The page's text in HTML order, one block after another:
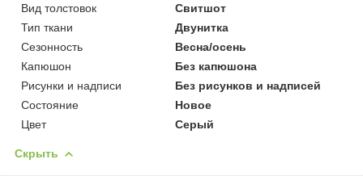
Вид толстовок
Свитшот
Тип ткани
Двунитка
Сезонность
Весна/осень
Капюшон
Без капюшона
Рисунки и надписи
Без рисунков и надписей
Состояние
Новое
Цвет
Серый
Скрыть